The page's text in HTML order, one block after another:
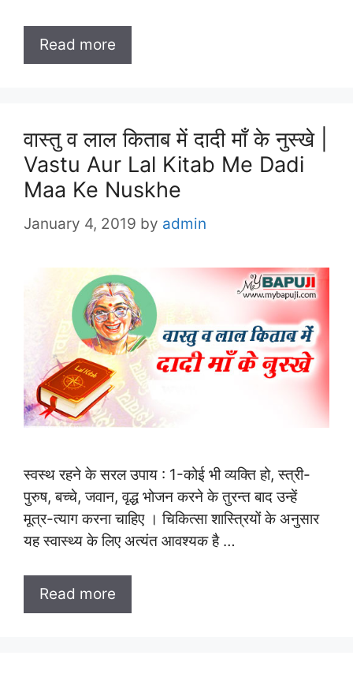
Read more
वास्तु व लाल किताब में दादी माँ के नुस्खे |
Vastu Aur Lal Kitab Me Dadi
Maa Ke Nuskhe
January 4, 2019 by admin
स्वस्थ रहने के सरल उपाय : 1-कोई भी व्यक्ति हो, स्त्री-
पुरुष, बच्चे, जवान, वृद्ध भोजन करने के तुरन्त बाद उन्हें
मूत्र-त्याग करना चाहिए । चिकित्सा शास्त्रियों के अनुसार
यह स्वास्थ्य के लिए अत्यंत आवश्यक है …
Read more